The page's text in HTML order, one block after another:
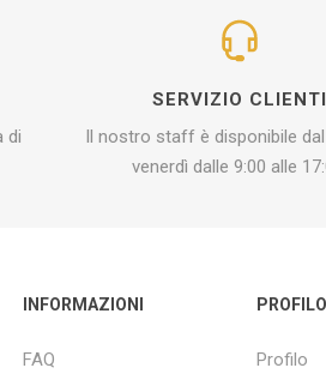
di
SERVIZIO CLIENTI
Il nostro staff è disponibile
venerdì dalle 9:00 alle
INFORMAZIONI
FAQ
PROFILO
Profilo